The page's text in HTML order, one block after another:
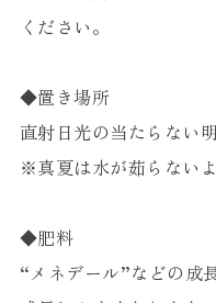
ください。
◆置き場所
直射日光の当たらない
※真夏は水が茹らない
◆肥料
“メネデール”などの成